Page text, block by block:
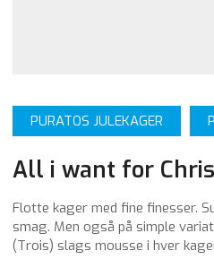
PURATOS JULEKAGER
All i want for
Flotte kager med fine finesser.
smag. Men også på simple
(Trois) slags mousse i hver